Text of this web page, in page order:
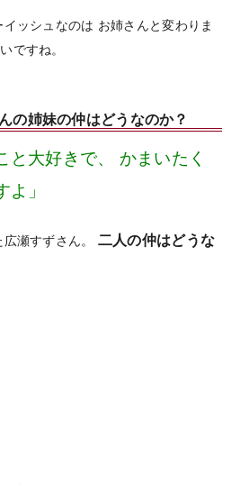
ッシュなのは お姉さんと変わりま
ですね。
の姉妹の仲はどうなのか？
と大好きで、
かまいたく
」
瀬すずさん。
二人の仲はどうな